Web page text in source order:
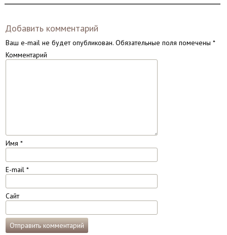
Добавить комментарий
Ваш e-mail не будет опубликован.Обязательные поля помечены *
Комментарий
Имя *
E-mail *
Сайт